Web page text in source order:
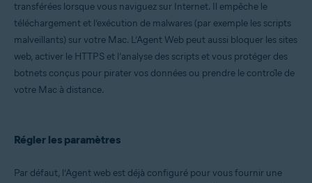
Microsoft Windows 8.1/Professionnel/Entreprise (32/64 bits)
Microsoft Windows 8/Professionnel/Entreprise (32/64 bits)
Microsoft Windows 7 Édition Familiale Basique/Édition Familiale
avec mise à jour cumulative de commodité (32/64 bits)
Apple macOS 14.x (Sonoma)
Apple macOS 10.15.x (Catalina)
transférées lorsque vous naviguez sur Internet. Il empêche le
téléchargement et l’exécution de malwares (par exemple les scripts
malveillants) sur votre Mac. L’Agent Web peut aussi bloquer les sites
web, activer le HTTPS et l’analyse des scripts et vous protéger des
botnets conçus pour pirater vos données ou prendre le contrôle de
votre Mac à distance.
Régler les paramètres
Par défaut, l’Agent web est déjà configuré pour vous fournir une